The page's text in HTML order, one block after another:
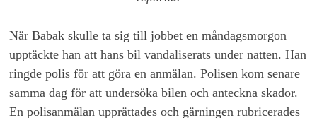
När Babak skulle ta sig till jobbet en måndagsmorgon
upptäckte han att hans bil vandaliserats under natten. Han
ringde polis för att göra en anmälan. Polisen kom senare
samma dag för att undersöka bilen och anteckna skador.
En polisanmälan upprättades och gärningen rubricerades